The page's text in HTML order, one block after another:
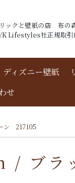
ックと壁紙の店 布の
K Lifestyles社正規取引
ディズニー壁紙
せ
ン 217105
ブラ